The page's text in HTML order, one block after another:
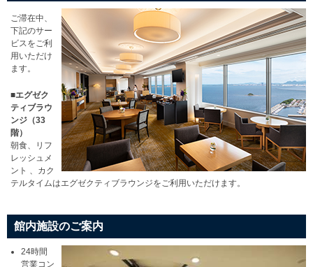
ご滞在中、
下記のサー
ビスをご利
用いただけ
ます。
■エグゼク
ティブラウ
ンジ（33
階）
朝食、リフ
レッシュメ
ント 、カク
テルタイムはエグゼクティブラウンジをご利用いただけます。
館内施設のご案内
24時間
営業コン